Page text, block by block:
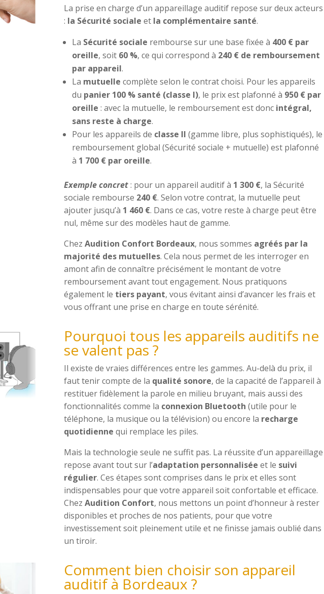
La prise en charge d’un appareillage auditif repose sur deux acteurs
: la Sécurité sociale et la complémentaire santé.
La Sécurité sociale rembourse sur une base fixée à 400 € par
oreille, soit 60 %, ce qui correspond à 240 € de remboursement
par appareil.
La mutuelle complète selon le contrat choisi. Pour les appareils
du panier 100 % santé (classe I), le prix est plafonné à 950 € par
oreille : avec la mutuelle, le remboursement est donc intégral,
sans reste à charge.
Pour les appareils de classe II (gamme libre, plus sophistiqués), le
remboursement global (Sécurité sociale + mutuelle) est plafonné
à 1 700 € par oreille.
Exemple concret: pour un appareil auditif à 1 300 €, la Sécurité
sociale rembourse 240 €. Selon votre contrat, la mutuelle peut
ajouter jusqu’à 1 460 €. Dans ce cas, votre reste à charge peut être
nul, même sur des modèles haut de gamme.
Chez Audition Confort Bordeaux, nous sommes agréés par la
majorité des mutuelles. Cela nous permet de les interroger en
amont afin de connaître précisément le montant de votre
remboursement avant tout engagement. Nous pratiquons
également le tiers payant, vous évitant ainsi d’avancer les frais et
vous offrant une prise en charge en toute sérénité.
Pourquoi tous les appareils auditifs ne
se valent pas ?
Il existe de vraies différences entre les gammes. Au-delà du prix, il
faut tenir compte de la qualité sonore, de la capacité de l’appareil à
restituer fidèlement la parole en milieu bruyant, mais aussi des
fonctionnalités comme la connexion Bluetooth (utile pour le
téléphone, la musique ou la télévision) ou encore la recharge
quotidienne qui remplace les piles.
Mais la technologie seule ne suffit pas. La réussite d’un appareillage
repose avant tout sur l’adaptation personnalisée et le suivi
régulier. Ces étapes sont comprises dans le prix et elles sont
indispensables pour que votre appareil soit confortable et efficace.
Chez Audition Confort, nous mettons un point d’honneur à rester
disponibles et proches de nos patients, pour que votre
investissement soit pleinement utile et ne finisse jamais oublié dans
un tiroir.
Comment bien choisir son appareil
auditif à Bordeaux ?